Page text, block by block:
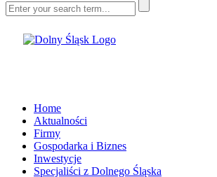
Home
Aktualności
Firmy
Gospodarka i Biznes
Inwestycje
Specjaliści z Dolnego Śląska